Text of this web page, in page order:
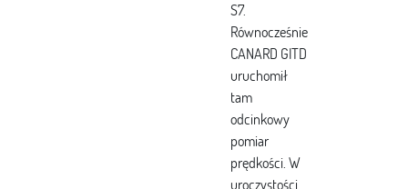
S7.
Równocześnie
CANARD GITD
uruchomił
tam
odcinkowy
pomiar
prędkości. W
uroczystości